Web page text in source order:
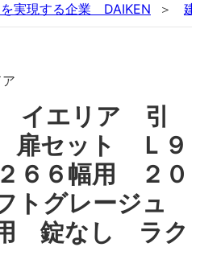
を実現する企業 DAIKEN 建
イエリア 引
扉セット Ｌ９
６６幅用 ２０
トグレージュ
錠なし ラク